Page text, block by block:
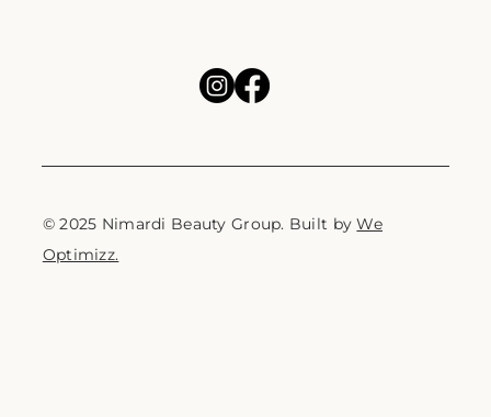
© 2025 Nimardi Beauty Group. Built byWe
Optimizz.